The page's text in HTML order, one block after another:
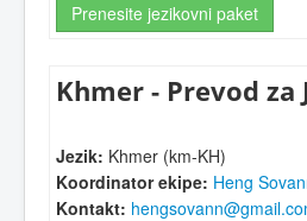
Prenesite jezikovni paket
Khmer - Prevod za
Jezik: Khmer (km-KH)
Koordinator ekipe: Heng
Kontakt: